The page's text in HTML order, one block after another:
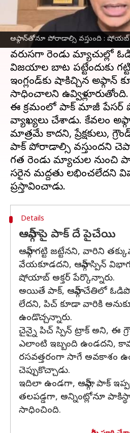
అఫ్గాన్‌తోనూ పోరాడాల్సి వస్తుంది : షోయబ్
వన్డే వరల్డ్ కప్ 2023 లోపాకిస్థాన్
సిద్ధమైంది. అఫ్గానిస్తాన్‌తో
తలపడుతోంది.
వరుసగా రెండు మ్యాచుల్లో
విజయాల బాట పట్టేందుకు
ఇంగ్లండ్‌కు షాకిచ్చిన
సాధించాలని ఉవ్విళ్లూరుతోంది.
ఈ క్రమంలో పాక్ మాజీ పేసర్
వ్యాఖ్యలు చేశాడు. కేవలం
మాత్రమే కాదని, ప్రేక్షకులు,
పాక్ పోరాడాల్సి వస్తుందని
గత రెండు మ్యాచుల నుంచి
సరైన మద్దతు లభించలేదని
Details
ఆఫ్గాన్ పై పాక్ దే పైచేయి
ఆఫ్గాన్ గట్టి జట్టేనని, వారిని
వేయకూడదని, ఆఫ్గాన్ స్పిన్
షోయాబ్ అక్తర్ పేర్కొన్నారు.
అయితే పాక్, ఆఫ్గాన్ చేతిలో
లేదని, పిచ్ కూడా వారికి
ఉండొచ్చన్నారు.
చైన్నై పిచ్ స్పిన్ ట్రాక్ అని, ఈ
ఎలాంటి ఇబ్బంది ఉండదని,
రసవత్తరంగా సాగే అవకాశం
చెప్పుకొచ్చాడు.
ఇదిలా ఉండగా, ఆఫ్గాన్, పాక్
తలపడ్డగా, అన్నింట్లోనూ
సాధించింది.